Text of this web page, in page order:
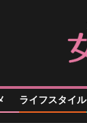
ライフスタイル